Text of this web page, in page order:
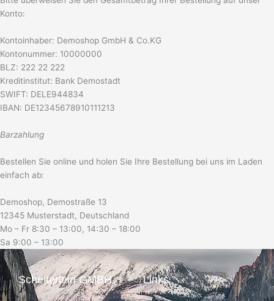
Konto:
Kontoinhaber: Demoshop GmbH & Co.KG
Kontonummer: 10000000
BLZ: 222 22 222
Kreditinstitut: Bank Demostadt
SWIFT: DELE944834
IBAN: DE12345678910111213
Barzahlung
Bestellen Sie online und holen Sie Ihre Bestellung bei uns im Laden
einfach ab:
Demoshop, Demostraße 13
12345 Musterstadt, Deutschland
Mo – Fr 8:30 – 13:00, 14:30 – 18:00
Sa 9:00 – 13:00
Scheiterlein GMBH Links